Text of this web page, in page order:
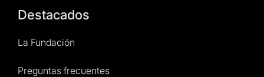
Destacados
La Fundación
Preguntas frecuentes